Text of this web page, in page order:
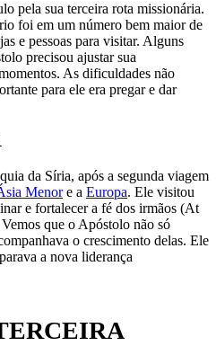
pela sua terceira rota missionária.
foi em um número bem maior de
e pessoas para visitar. Alguns
precisou ajustar sua
As dificuldades não
para ele era pregar e dar
da Síria, após a segunda viagem
Menore a Europa. Ele visitou
e fortalecer a fé dos irmãos (At
que o Apóstolo não só
o crescimento delas. Ele
a nova liderança